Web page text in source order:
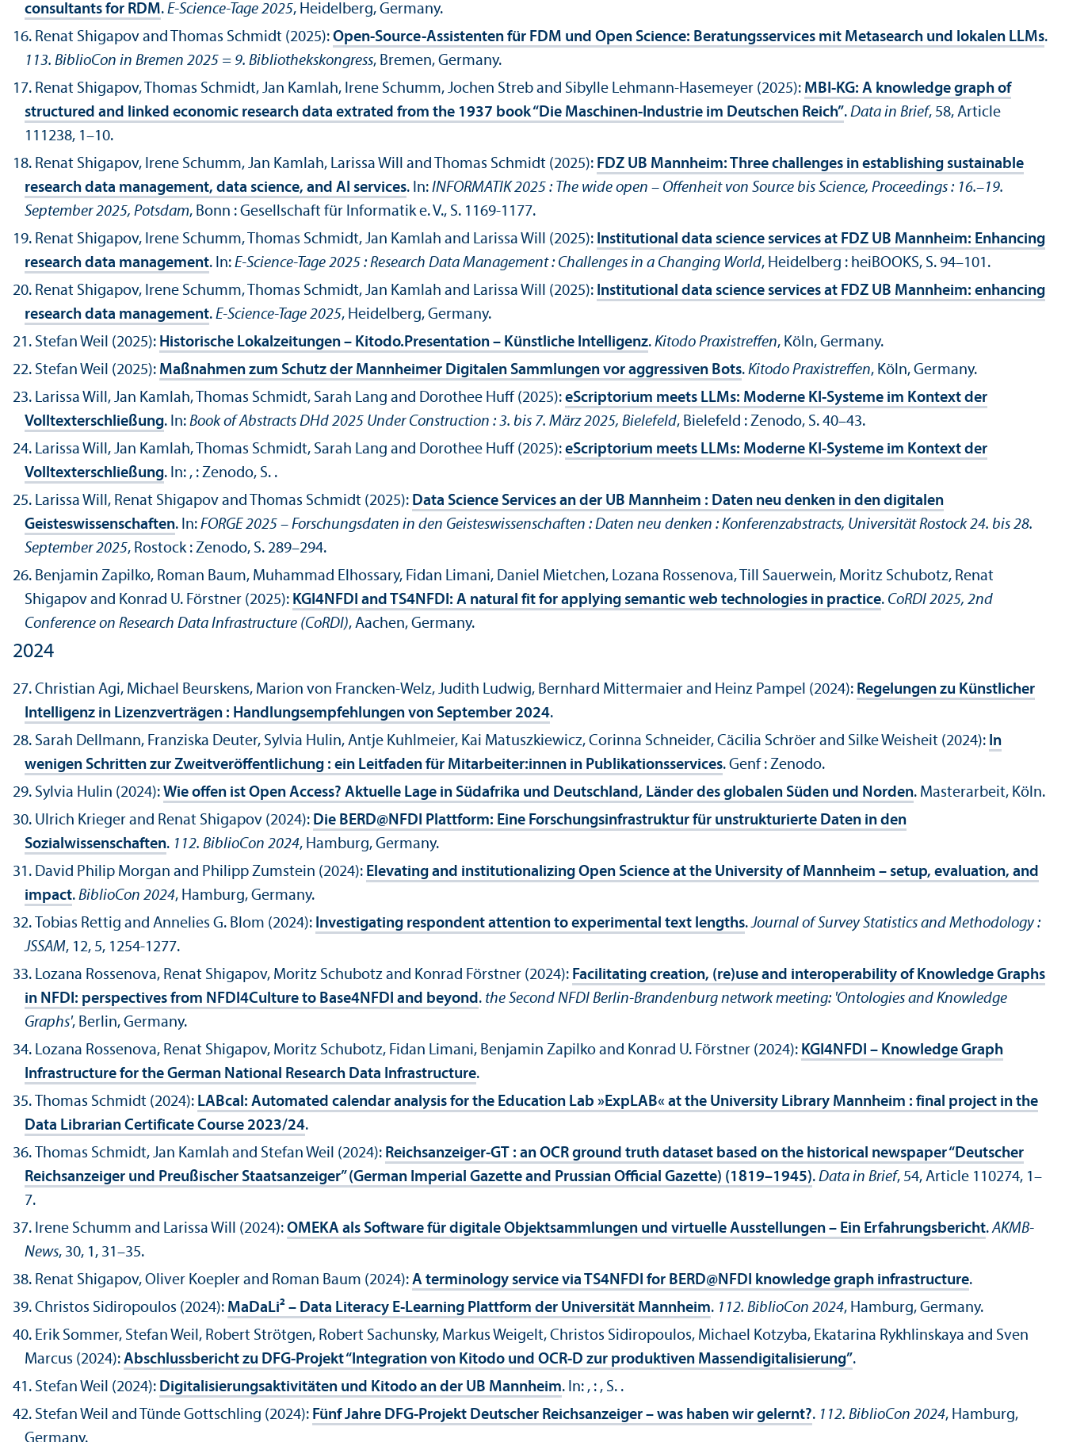
consultants for RDM. E-Science-Tage 2025, Heidelberg, Germany.
Renat Shigapov and Thomas Schmidt (2025): Open-Source-Assistenten für FDM und Open Science: Beratungsservices mit Metasearch und lokalen LLMs.
113. BiblioCon in Bremen 2025 = 9. Bibliothekskongress, Bremen, Germany.
Renat Shigapov, Thomas Schmidt, Jan Kamlah, Irene Schumm, Jochen Streb and Sibylle Lehmann-Hasemeyer (2025): MBI-KG: A knowledge graph of
structured and linked economic research data extrated from the 1937 book “Die Maschinen-Industrie im Deutschen Reich”. Data in Brief, 58, Article
111238, 1–10.
Renat Shigapov, Irene Schumm, Jan Kamlah, Larissa Will and Thomas Schmidt (2025): FDZ UB Mannheim: Three challenges in establishing sustainable
research data management, data science, and AI services. In: INFORMATIK 2025 : The wide open – Offenheit von Source bis Science, Proceedings : 16.–19.
September 2025, Potsdam, Bonn : Gesellschaft für Informatik e. V., S. 1169-1177.
Renat Shigapov, Irene Schumm, Thomas Schmidt, Jan Kamlah and Larissa Will (2025): Institutional data science services at FDZ UB Mannheim: Enhancing
research data management. In: E-Science-Tage 2025 : Research Data Management : Challenges in a Changing World, Heidelberg : heiBOOKS, S. 94–101.
Renat Shigapov, Irene Schumm, Thomas Schmidt, Jan Kamlah and Larissa Will (2025): Institutional data science services at FDZ UB Mannheim: enhancing
research data management. E-Science-Tage 2025, Heidelberg, Germany.
Stefan Weil (2025): Historische Lokalzeitungen – Kitodo.Presentation – Künstliche Intelligenz. Kitodo Praxistreffen, Köln, Germany.
Stefan Weil (2025): Maßnahmen zum Schutz der Mannheimer Digitalen Sammlungen vor aggressiven Bots. Kitodo Praxistreffen, Köln, Germany.
Larissa Will, Jan Kamlah, Thomas Schmidt, Sarah Lang and Dorothee Huff (2025): eScriptorium meets LLMs: Moderne KI-Systeme im Kontext der
Volltexterschließung. In: Book of Abstracts DHd 2025 Under Construction : 3. bis 7. März 2025, Bielefeld, Bielefeld : Zenodo, S. 40–43.
Larissa Will, Jan Kamlah, Thomas Schmidt, Sarah Lang and Dorothee Huff (2025): eScriptorium meets LLMs: Moderne KI-Systeme im Kontext der
Volltexterschließung. In: , : Zenodo, S. .
Larissa Will, Renat Shigapov and Thomas Schmidt (2025): Data Science Services an der UB Mannheim : Daten neu denken in den digitalen
Geisteswissenschaften. In: FORGE 2025 – Forschungsdaten in den Geisteswissenschaften : Daten neu denken : Konferenzabstracts, Universität Rostock 24. bis 28.
September 2025, Rostock : Zenodo, S. 289–294.
Benjamin Zapilko, Roman Baum, Muhammad Elhossary, Fidan Limani, Daniel Mietchen, Lozana Rossenova, Till Sauerwein, Moritz Schubotz, Renat
Shigapov and Konrad U. Förstner (2025): KGI4NFDI and TS4NFDI: A natural fit for applying semantic web technologies in practice. CoRDI 2025, 2nd
Conference on Research Data Infrastructure (CoRDI), Aachen, Germany.
2024
Christian Agi, Michael Beurskens, Marion von Francken-Welz, Judith Ludwig, Bernhard Mittermaier and Heinz Pampel (2024): Regelungen zu Künstlicher
Intelligenz in Lizenzverträgen : Handlungsempfehlungen von September 2024.
Sarah Dellmann, Franziska Deuter, Sylvia Hulin, Antje Kuhlmeier, Kai Matuszkiewicz, Corinna Schneider, Cäcilia Schröer and Silke Weisheit (2024): In
wenigen Schritten zur Zweitveröffentlichung : ein Leitfaden für Mitarbeiter:innen in Publikationsservices. Genf : Zenodo.
Sylvia Hulin (2024): Wie offen ist Open Access? Aktuelle Lage in Südafrika und Deutschland, Länder des globalen Süden und Norden. Masterarbeit, Köln.
Ulrich Krieger and Renat Shigapov (2024): Die BERD@NFDI Plattform: Eine Forschungsinfrastruktur für unstrukturierte Daten in den
Sozialwissenschaften. 112. BiblioCon 2024, Hamburg, Germany.
David Philip Morgan and Philipp Zumstein (2024): Elevating and institutionalizing Open Science at the University of Mannheim – setup, evaluation, and
impact. BiblioCon 2024, Hamburg, Germany.
Tobias Rettig and Annelies G. Blom (2024): Investigating respondent attention to experimental text lengths.Journal of Survey Statistics and Methodology :
JSSAM, 12, 5, 1254-1277.
Lozana Rossenova, Renat Shigapov, Moritz Schubotz and Konrad Förstner (2024): Facilitating creation, (re)use and interoperability of Knowledge Graphs
in NFDI: perspectives from NFDI4Culture to Base4NFDI and beyond. the Second NFDI Berlin-Brandenburg network meeting: 'Ontologies and Knowledge
Graphs', Berlin, Germany.
Lozana Rossenova, Renat Shigapov, Moritz Schubotz, Fidan Limani, Benjamin Zapilko and Konrad U. Förstner (2024): KGI4NFDI – Knowledge Graph
Infrastructure for the German National Research Data Infrastructure.
Thomas Schmidt (2024): LABcal: Automated calendar analysis for the Education Lab »ExpLAB« at the University Library Mannheim : final project in the
Data Librarian Certificate Course 2023/24.
Thomas Schmidt, Jan Kamlah and Stefan Weil (2024): Reichsanzeiger-GT : an OCR ground truth dataset based on the historical newspaper “Deutscher
Reichsanzeiger und Preußischer Staatsanzeiger” (German Imperial Gazette and Prussian Official Gazette) (1819–1945). Data in Brief, 54, Article 110274, 1–
7.
Irene Schumm and Larissa Will (2024): OMEKA als Software für digitale Objektsammlungen und virtuelle Ausstellungen – Ein Erfahrungsbericht.AKMB-
News, 30, 1, 31–35.
Renat Shigapov, Oliver Koepler and Roman Baum (2024): A terminology service via TS4NFDI for BERD@NFDI knowledge graph infrastructure.
Christos Sidiropoulos (2024): MaDaLi² – Data Literacy E-Learning Plattform der Universität Mannheim. 112. BiblioCon 2024, Hamburg, Germany.
Erik Sommer, Stefan Weil, Robert Strötgen, Robert Sachunsky, Markus Weigelt, Christos Sidiropoulos, Michael Kotzyba, Ekatarina Rykhlinskaya and Sven
Marcus (2024): Abschlussbericht zu DFG-Projekt “Integration von Kitodo und OCR-D zur produktiven Massendigitalisierung”.
Stefan Weil (2024): Digitalisierungsaktivitäten und Kitodo an der UB Mannheim. In: , : , S. .
Stefan Weil and Tünde Gottschling (2024): Fünf Jahre DFG-Projekt Deutscher Reichsanzeiger – was haben wir gelernt?. 112. BiblioCon 2024, Hamburg,